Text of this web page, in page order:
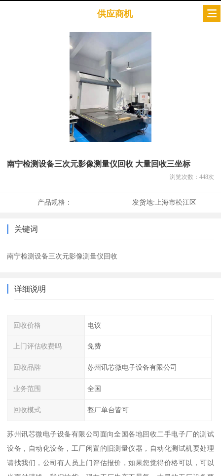
供应商机
南宁检测设备三次元影像测量仪回收 大量回收三坐标
浏览次数： 448次
产品规格： 发货地:上海市松江区
关键词
南宁检测设备三次元影像测量仪回收
详细说明
回收价格 电议
上门评估收费吗 免费
回收品牌 苏州讯芯微电子设备有限公司
业务范围 全国
回收模式 整厂单台皆可
苏州讯芯微电子设备有限公司面向全国各地回收二手电子厂的测试
设备，自动化设备，工厂闲置的旧测量仪器，自动化测试机要处理
请找我们，公司有人员上门评估报价，如果您觉得价格可以，可以